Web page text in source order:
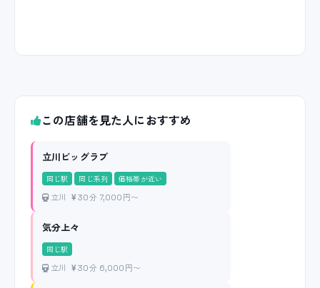
この店舗を見た人におすすめ
立川ビッグラブ
同じ駅 同じ系列 価格帯が近い
立川 30分 7,000円〜
気分上々
同じ駅
立川 30分 6,000円〜